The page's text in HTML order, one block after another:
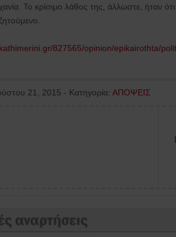
Το κρίσιμο λάθος της, άλλωστε, ήταν
827565/opinion/epikairothta/
21, 2015 - Κατηγορία: ΑΠΟΨΕΙΣ